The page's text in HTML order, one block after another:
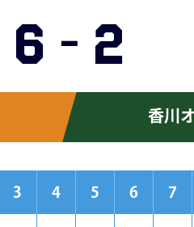
6 - 2
香川
3 4 5 6 7